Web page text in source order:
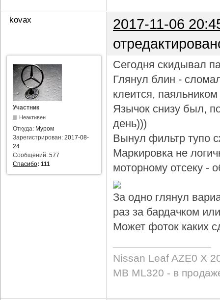
kovax
2017-11-06
Участник
Неактивен
Откуда: Муром
Зарегистрирован: 2017-08-
24
Сообщений: 577
Спасибо: 111
Сегодня скидывал
Глянул блин -
клеится,
Язычок снизу был,
день)))
Вынул фильтр тупо
Маркировка не
моторному отсеку -
За одно глянул
раз за бардачком
Может фоток каких
Nissan Leaf AZE0 X
MB ML320 - в